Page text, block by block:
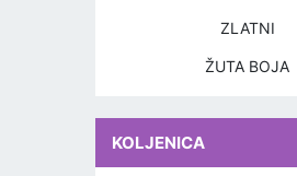
ZLATNI
ŽUTA BOJA
KOLJENICA